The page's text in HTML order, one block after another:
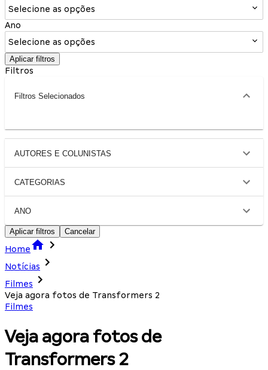
Selecione as opções
Ano
Selecione as opções
Aplicar filtros
Filtros
Filtros Selecionados
AUTORES E COLUNISTAS
CATEGORIAS
ANO
Aplicar filtros Cancelar
Home
Notícias
Filmes
Veja agora fotos de Transformers 2
Filmes
Veja agora fotos de
Transformers 2